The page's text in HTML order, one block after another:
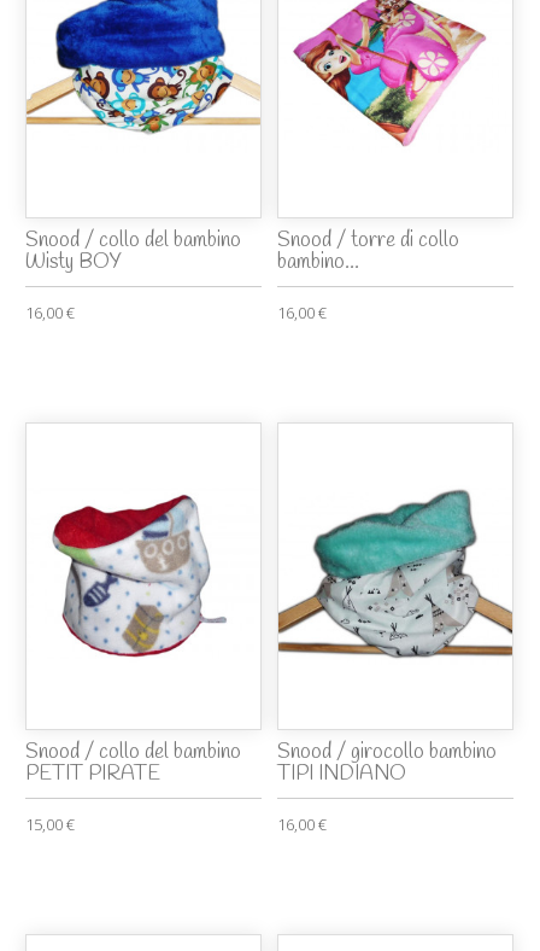
Snood / collo del bambino
Wisty BOY
16,00 €
Snood / torre di collo
bambino...
16,00 €
Snood / collo del bambino
PETIT PIRATE
15,00 €
Snood / girocollo bambino
TIPI INDIANO
16,00 €